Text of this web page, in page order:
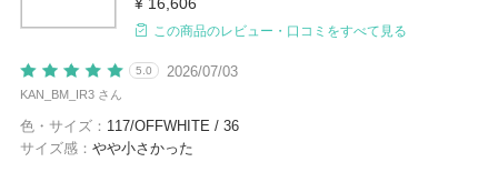
この商品のレビュー・口コミをすべて見る
2026/07/03
5.0
KAN_BM_IR3 さん
色・サイズ： 117/OFFWHITE / 36
サイズ感： やや小さかった